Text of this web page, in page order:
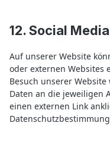
12. Social
Auf unserer Website
oder externen Websites
Besuch unserer
Daten an die jeweiligen
einen externen Link